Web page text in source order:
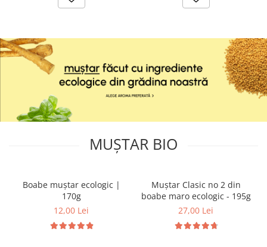
MUȘTAR BIO
Boabe muștar ecologic |
170g
12,00 Lei
Muștar Clasic no 2 din
boabe maro ecologic - 195g
27,00 Lei